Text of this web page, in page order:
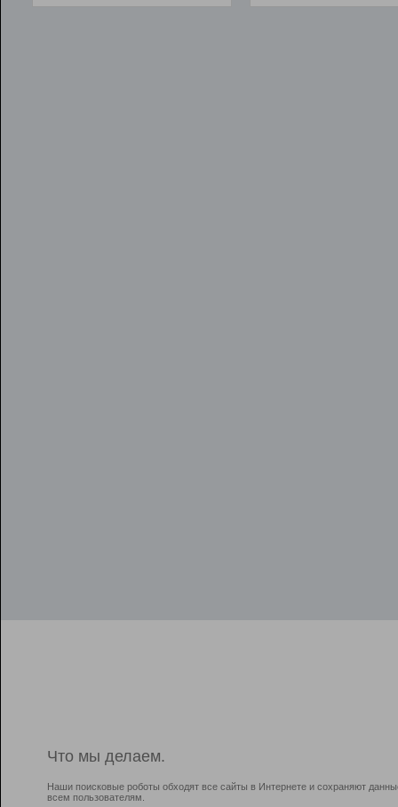
Что мы делаем.
Наши поисковые роботы обходят все сайты в Интернете и сохраняют
всем пользователям.